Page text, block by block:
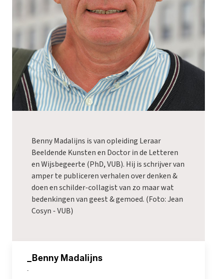
Benny Madalijns is van opleiding Leraar
Beeldende Kunsten en Doctor in de Letteren
en Wijsbegeerte (PhD, VUB). Hij is schrijver van
amper te publiceren verhalen over denken &
doen en schilder-collagist van zo maar wat
bedenkingen van geest & gemoed. (Foto: Jean
Cosyn - VUB)
_Benny Madalijns
-